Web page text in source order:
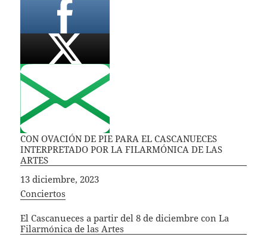
CON OVACIÓN DE PIE PARA EL CASCANUECES
INTERPRETADO POR LA FILARMÓNICA DE LAS
ARTES
Fecha
13 diciembre, 2023
In relation to
Conciertos
El Cascanueces a partir del 8 de diciembre con La
Filarmónica de las Artes